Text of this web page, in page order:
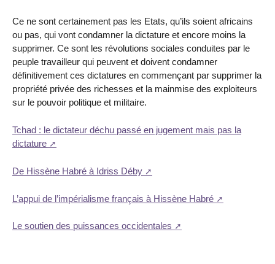
Ce ne sont certainement pas les Etats, qu’ils soient africains
ou pas, qui vont condamner la dictature et encore moins la
supprimer. Ce sont les révolutions sociales conduites par le
peuple travailleur qui peuvent et doivent condamner
définitivement ces dictatures en commençant par supprimer la
propriété privée des richesses et la mainmise des exploiteurs
sur le pouvoir politique et militaire.
Tchad : le dictateur déchu passé en jugement mais pas la
dictature
De Hissène Habré à Idriss Déby
L’appui de l’impérialisme français à Hissène Habré
Le soutien des puissances occidentales